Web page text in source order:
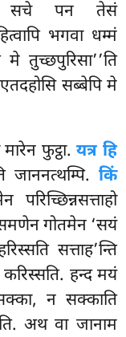
सचे पन तेसं
भगवा धम्मं
तुच्छपुरिसा’’ति
सब्बेपि मे
मारेन फुट्ठा.यत्र हि
जाननत्थम्पि. किं
गोतमेन ‘सयं
सत्ताह’न्ति
हन्द मयं
न सक्काति
अथ वा जानाम